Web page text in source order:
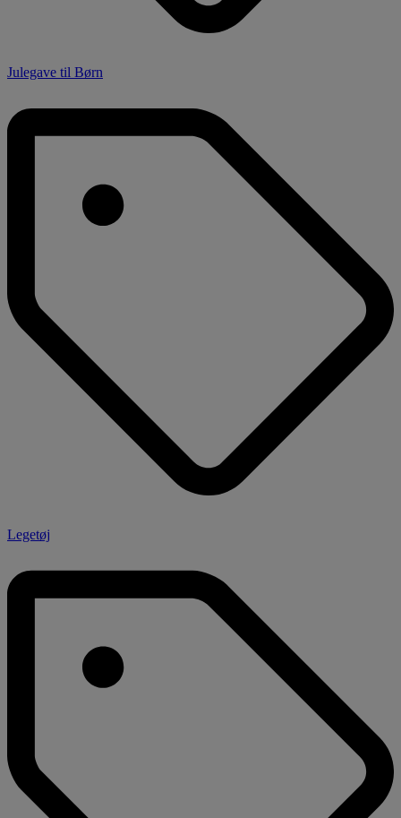
Julegave til Børn
Legetøj